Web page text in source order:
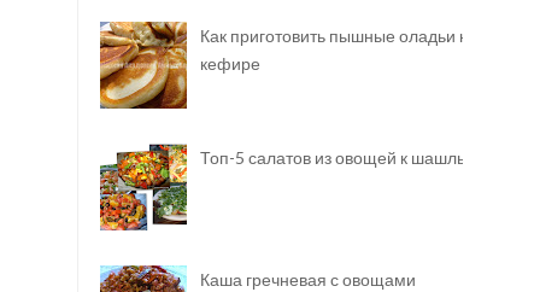
Как приготовить пышные оладьи на
кефире
Топ-5 салатов из овощей к шашлыку
Каша гречневая с овощами